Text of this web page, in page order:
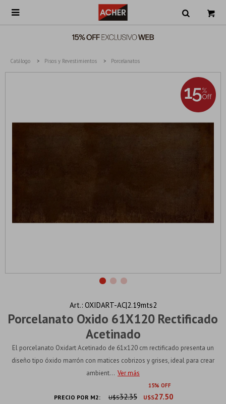

Catálogo Pisos y Revestimientos Porcelanatos
Porcelanato Oxido 61X120 Rectificado
Acetinado
OXIDART-AC|2.19mts2
El porcelanato Oxidart Acetinado de 61x120 cm rectificado presenta un
diseño tipo óxido marrón con matices cobrizos y grises, ideal para crear
ambient... Ver más
15
PRECIO POR M2: U$S27.50
U$S32.35